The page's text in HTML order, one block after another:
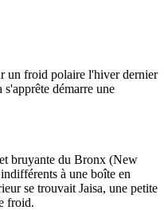
un froid polaire l'hiver dernier
démarre une
bruyante du Bronx (New
à une boîte en
se trouvait Jaisa, une petite
froid.